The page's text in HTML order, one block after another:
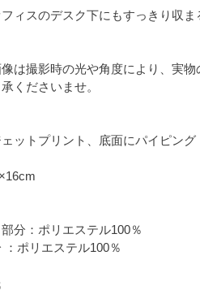
ィスのデスク下にもすっきり収ま
は撮影時の光や角度により、実物
くださいませ。
ットプリント、底面にパイピング
分：ポリエステル100％
：ポリエステル100％